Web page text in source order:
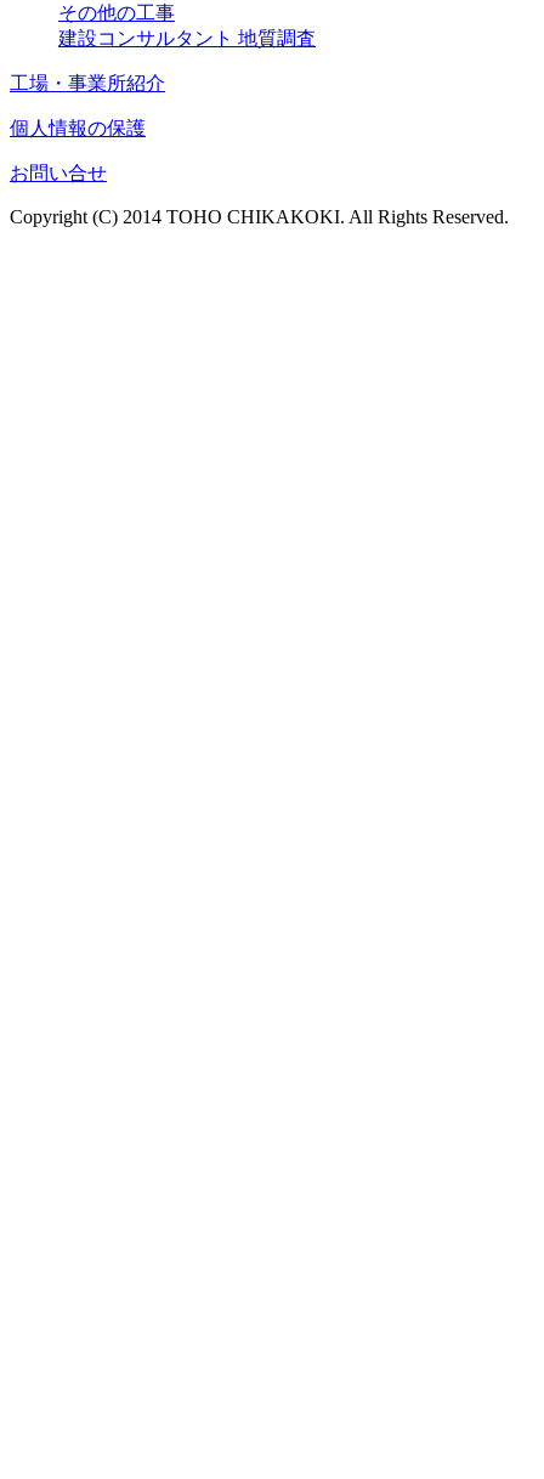
その他の工事
建設コンサルタント 地質調査
工場・事業所紹介
個人情報の保護
お問い合せ
Copyright (C) 2014 TOHO CHIKAKOKI. All Rights Reserved.